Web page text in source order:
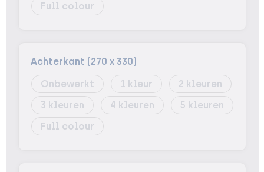
Full colour
Achterkant (270 x 330)
Onbewerkt
1
2
3
4
5
Full colour